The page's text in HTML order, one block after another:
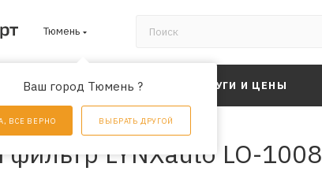
Тюмень
Ваш город Тюмень ?
ВСЕ ВЕРНО ВЫБРАТЬ ДРУГОЙ
АКЦИИ УСЛУГИ И ЦЕНЫ
LYNXauto LO-1008